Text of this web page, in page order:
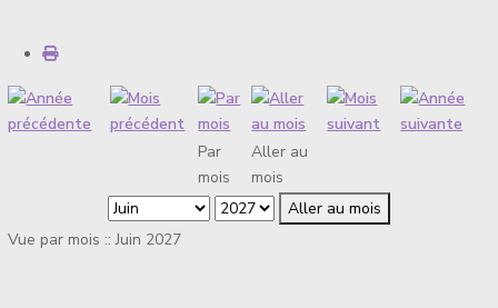
Par
mois
Aller au
mois
Aller au mois
Vue par mois :: Juin 2027